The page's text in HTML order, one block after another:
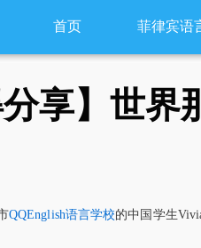
首页 菲律宾语
分享】世
QQEnglish语言学校的中国学生